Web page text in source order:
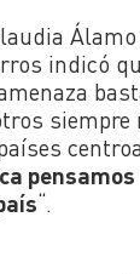
indicó
siempre
“.